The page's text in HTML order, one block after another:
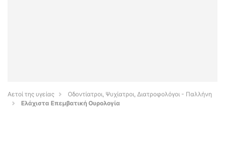
Αετοί της υγείας
Οδοντίατροι, Ψυχίατροι, Διατροφολόγοι - Παλλήνη
Ελάχιστα Επεμβατική Ουρολογία